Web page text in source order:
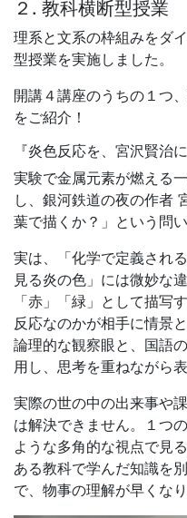
２. 教科横断型授業
理系と文系の枠組みをダ
型授業を実施しました。
開講４講座のうちの１つ
『炎色反応を、宮沢賢治
実験で金属元素が燃える
し、銀河鉄道の夜の作者
葉で描くか？」という問